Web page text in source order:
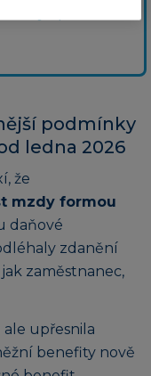
podmínky
ledna 2026
že
mzdy formou
daňové
zdanění
zaměstnanec,
upřesnila
benefity nově